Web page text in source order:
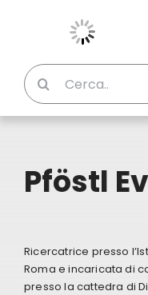
Cerca
per:
Pföstl
Ricercatrice presso
Roma e incaricata di
presso la cattedra di